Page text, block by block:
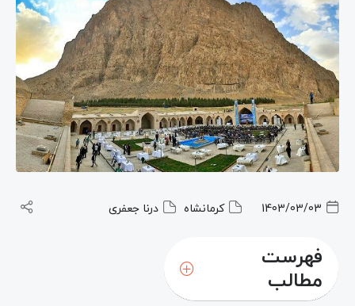
1403/03/03 کرمانشاه درنا جعفری
فهرست
مطالب